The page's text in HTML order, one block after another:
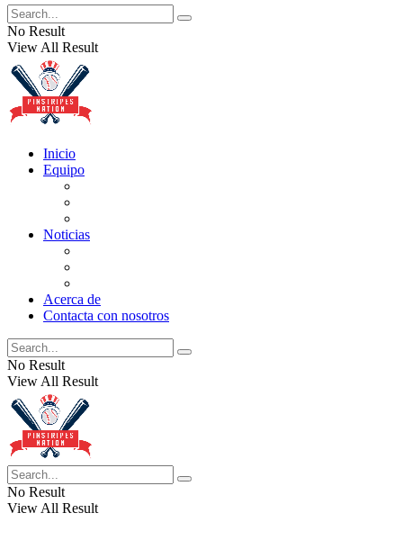
No Result
View All Result
Inicio
Equipo
Noticias
Acerca de
Contacta con nosotros
No Result
View All Result
No Result
View All Result